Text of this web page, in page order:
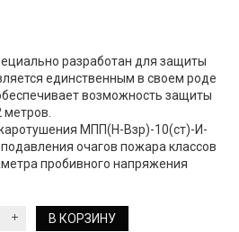
разработан для защиты
единственным в своем роде
возможность защиты
метров.
МПП(Н-Взр)-10(ст)-И-
очагов пожара классов
пробивного напряжения
В КОРЗИНУ